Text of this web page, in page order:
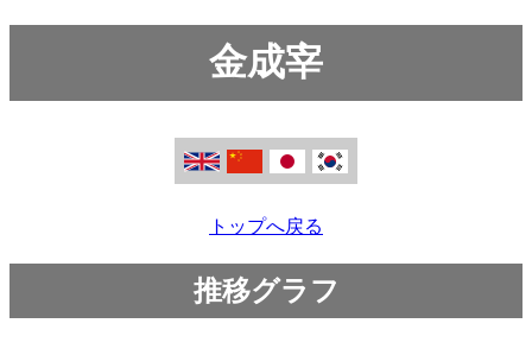
金成宰
トップへ戻る
推移グラフ